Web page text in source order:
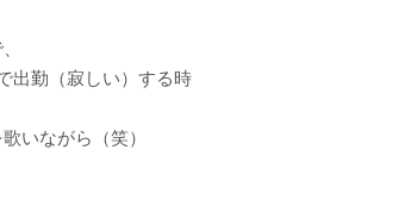
出勤（寂しい）する時
いながら（笑）